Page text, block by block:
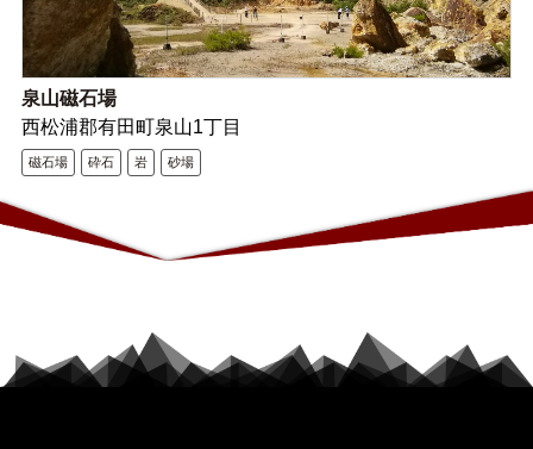
泉山磁石場
西松浦郡有田町泉山1丁目
磁石場 砕石 岩 砂場